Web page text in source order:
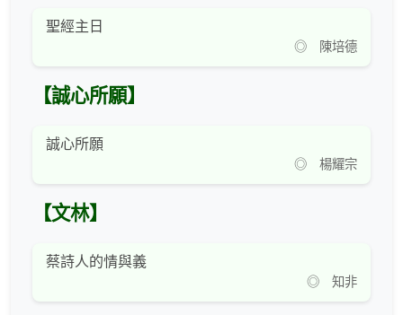
聖經主日
◎ 陳培德
【誠心所願】
誠心所願
◎ 楊耀宗
【文林】
蔡詩人的情與義
◎ 知非